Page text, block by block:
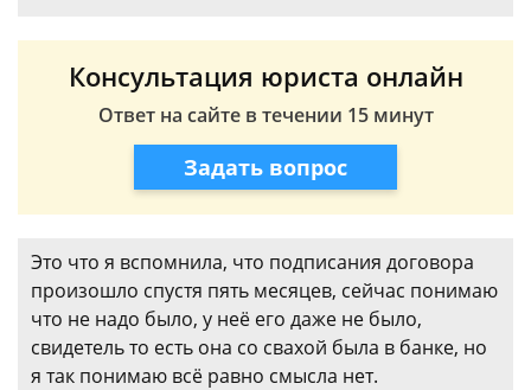
Консультация юриста онлайн
Ответ на сайте в течении 15 минут
Задать вопрос
Это что я вспомнила, что подписания договора
произошло спустя пять месяцев, сейчас понимаю
что не надо было, у неё его даже не было,
свидетель то есть она со свахой была в банке, но
я так понимаю всё равно смысла нет.